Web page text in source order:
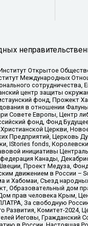
Открытое
Международных
центр защиты
фонд, Прожект
в отношении
Совете Европы, Центр
фонд, Фонд
Христианской Церкви,
Предприятий, Церковь
IStories fonds,
инициативы
Канады,
Проект Медуза,
движением в России –
и Хабомаи, Съезд
Образовательный дом
прав человека Крым,
За свободную
Развития, Комитет-
Иеговы, Гражданский